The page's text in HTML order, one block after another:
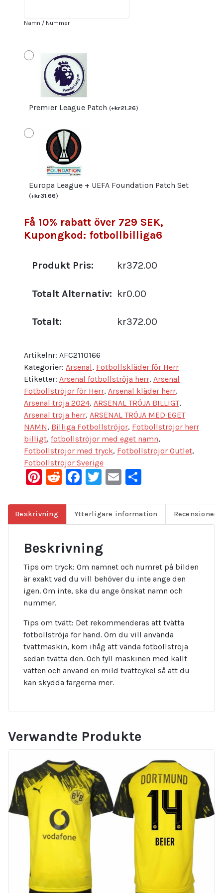
24
fotbollströja
Namn / Nummer
Premier League Patch (+kr21.26)
Europa League + UEFA Foundation Patch Set
(+kr31.66)
Få 10% rabatt över 729 SEK,
Kupongkod: fotbollbilliga6
Produkt Pris: kr372.00
Totalt Alternativ: kr0.00
Totalt: kr372.00
Artikelnr: AFC2110166
Kategorier: Arsenal, Fotbollskläder för Herr
Etiketter: Arsenal fotbollströja herr, Arsenal
Fotbollströjor för Herr, Arsenal kläder herr,
Arsenal tröja 2024, ARSENAL TRÖJA BILLIGT,
Arsenal tröja herr, ARSENAL TRÖJA MED EGET
NAMN, Billiga Fotbollströjor, Fotbollströjor herr
billigt, fotbollströjor med eget namn,
Fotbollströjor med tryck, Fotbollströjor Outlet,
Fotbollströjor Sverige
Pinterest
Reddit
Facebook
Twitter
Email
Beskrivning Ytterligare information Recensioner
Beskrivning
Tips om tryck: Om namnet och numret på bilden
är exakt vad du vill behöver du inte ange den
igen. Om inte, ska du ange önskat namn och
nummer.
Tips om tvätt: Det rekommenderas att tvätta
fotbollströja för hand. Om du vill använda
tvättmaskin, kom ihåg att vända fotbollströja
sedan tvätta den. Och fyll maskinen med kallt
vatten och använd en mild tvättcykel så att du
kan skydda färgerna mer.
Verwandte Produkte